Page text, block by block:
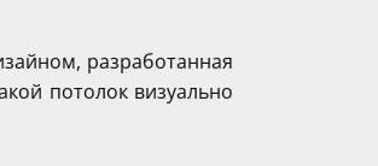
разработанная
потолок визуально